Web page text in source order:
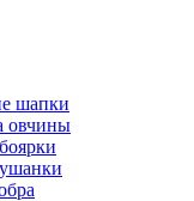
шапки
овчины